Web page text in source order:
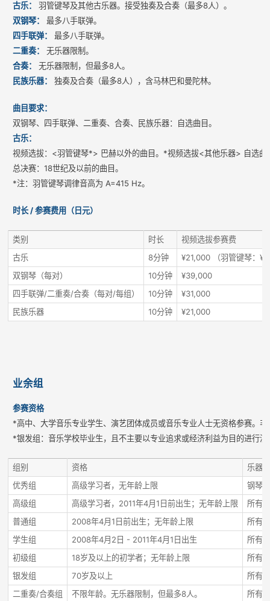
古乐：
羽管键琴及其他古乐器。接受独奏及合奏（最多8人）。
双钢琴：
最多八手联弹。
四手联弹：
最多八手联弹。
二重奏：
无乐器限制。
合奏：
无乐器限制，但最多8人。
民族乐器：
独奏及合奏（最多8人），含马林巴和曼陀林。
曲目要求：
双钢琴、四手联弹、二重奏、合奏、民族乐器：自选曲目。
古乐：
视频选拔：<羽管键琴*> 巴赫以外的曲目。*视频选拔<其他乐器> 自选曲
总决赛：18世纪及以前的曲目。
*注：羽管键琴调律音高为 A=415 Hz。
时长 / 参赛费用（日元）
类别 时长
视频选拔参赛费
古乐
8分钟
¥21,000 （羽管键琴：
双钢琴（每对）
10分钟
¥39,000
四手联弹/二重奏/合奏（每对/每组）
10分钟
¥31,000
民族乐器
10分钟 ¥21,000
业余组
参赛资格
*高中、大学音乐专业学生、演艺团体成员或音乐专业人士无资格参赛。
*银发组：音乐学校毕业生，且不主要以专业追求或经济利益为目的进行
组别 资格
乐器
优秀组
高级学习者，无年龄上限
钢琴
高级组
高级学习者，2011年4月1日前出生；无年龄上限
所有
普通组
2008年4月1日前出生；无年龄上限
所有
学生组
2008年4月2日 - 2011年4月1日出生
所有
初级组
18岁及以上的初学者；无年龄上限
所有
银发组
70岁及以上
所有
二重奏/合奏组
不限年龄。无乐器限制，但最多8人。 所有